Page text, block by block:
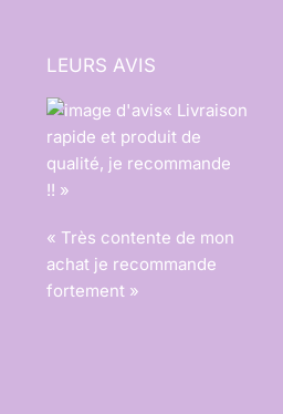
LEURS AVIS
« Livraison
rapide et produit de
qualité, je recommande
!! »
« Très contente de mon
achat je recommande
fortement »